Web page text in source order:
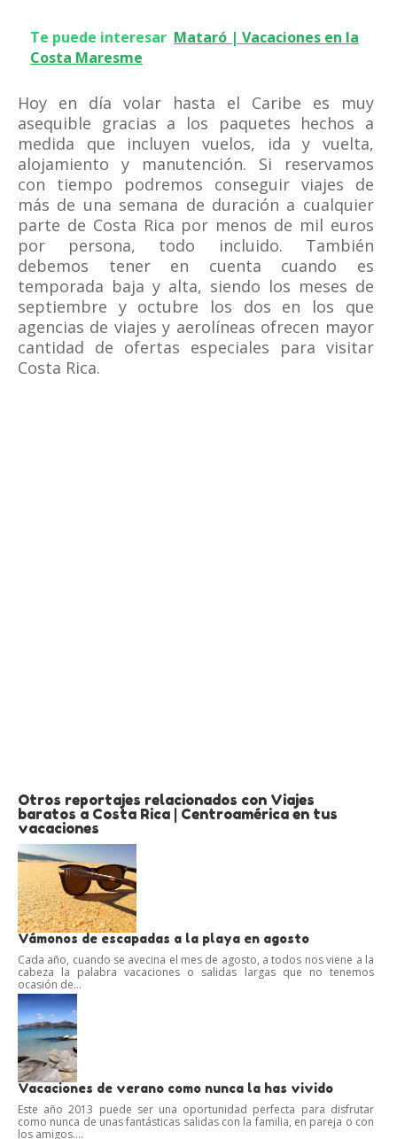
Te puede interesar Mataró | Vacaciones en la
Costa Maresme
Hoy en día volar hasta el Caribe es muy
asequible gracias a los paquetes hechos a
medida que incluyen vuelos, ida y vuelta,
alojamiento y manutención. Si reservamos
con tiempo podremos conseguir viajes de
más de una semana de duración a cualquier
parte de Costa Rica por menos de mil euros
por persona, todo incluido. También
debemos tener en cuenta cuando es
temporada baja y alta, siendo los meses de
septiembre y octubre los dos en los que
agencias de viajes y aerolíneas ofrecen mayor
cantidad de ofertas especiales para visitar
Costa Rica.
Otros reportajes relacionados con Viajes
baratos a Costa Rica | Centroamérica en tus
vacaciones
Vámonos de escapadas a la playa en agosto
Cada año, cuando se avecina el mes de agosto, a todos nos viene a la
cabeza la palabra vacaciones o salidas largas que no tenemos
ocasión de...
Vacaciones de verano como nunca la has vivido
Este año 2013 puede ser una oportunidad perfecta para disfrutar
como nunca de unas fantásticas salidas con la familia, en pareja o con
los amigos....